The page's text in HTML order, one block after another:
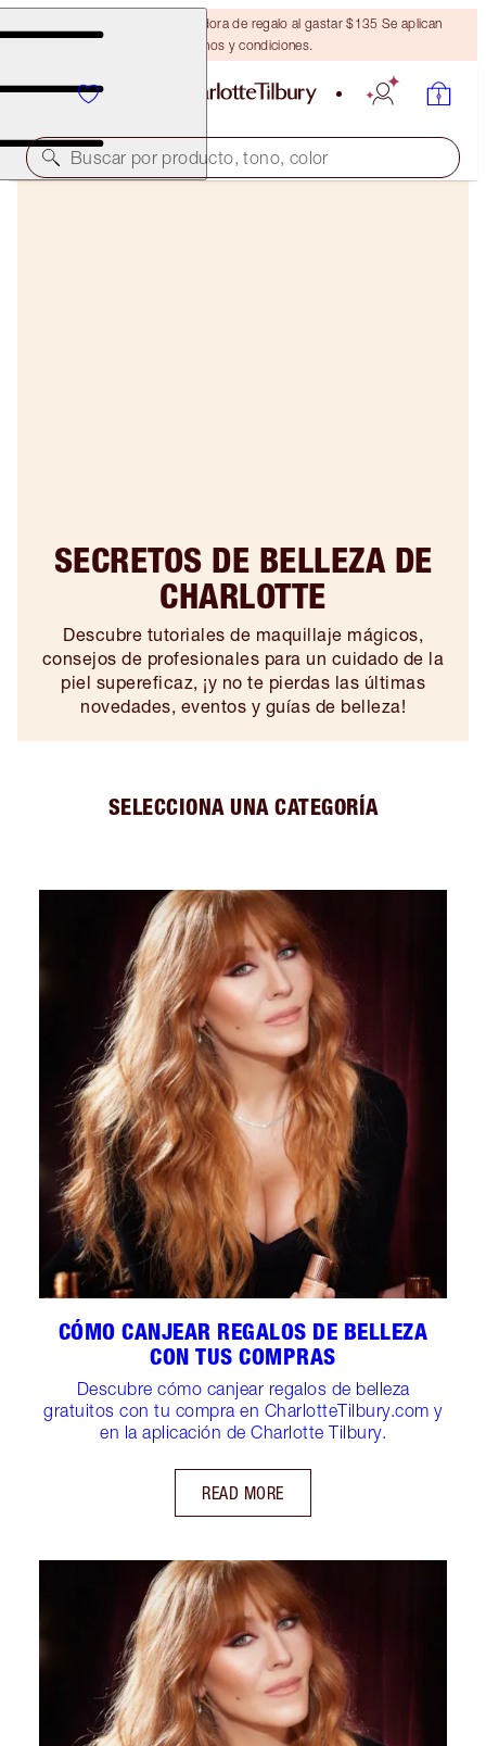
Obtén una brocha bronceadora de regalo al gastar $135 Se aplican
términos y condiciones.
Buscar por producto, tono, color
SECRETOS DE BELLEZA DE
CHARLOTTE
Descubre tutoriales de maquillaje mágicos,
consejos de profesionales para un cuidado de la
piel supereficaz, ¡y no te pierdas las últimas
novedades, eventos y guías de belleza!
SELECCIONA UNA CATEGORÍA
CÓMO CANJEAR REGALOS DE BELLEZA
CON TUS COMPRAS
Descubre cómo canjear regalos de belleza
gratuitos con tu compra en CharlotteTilbury.com y
en la aplicación de Charlotte Tilbury.
READ MORE